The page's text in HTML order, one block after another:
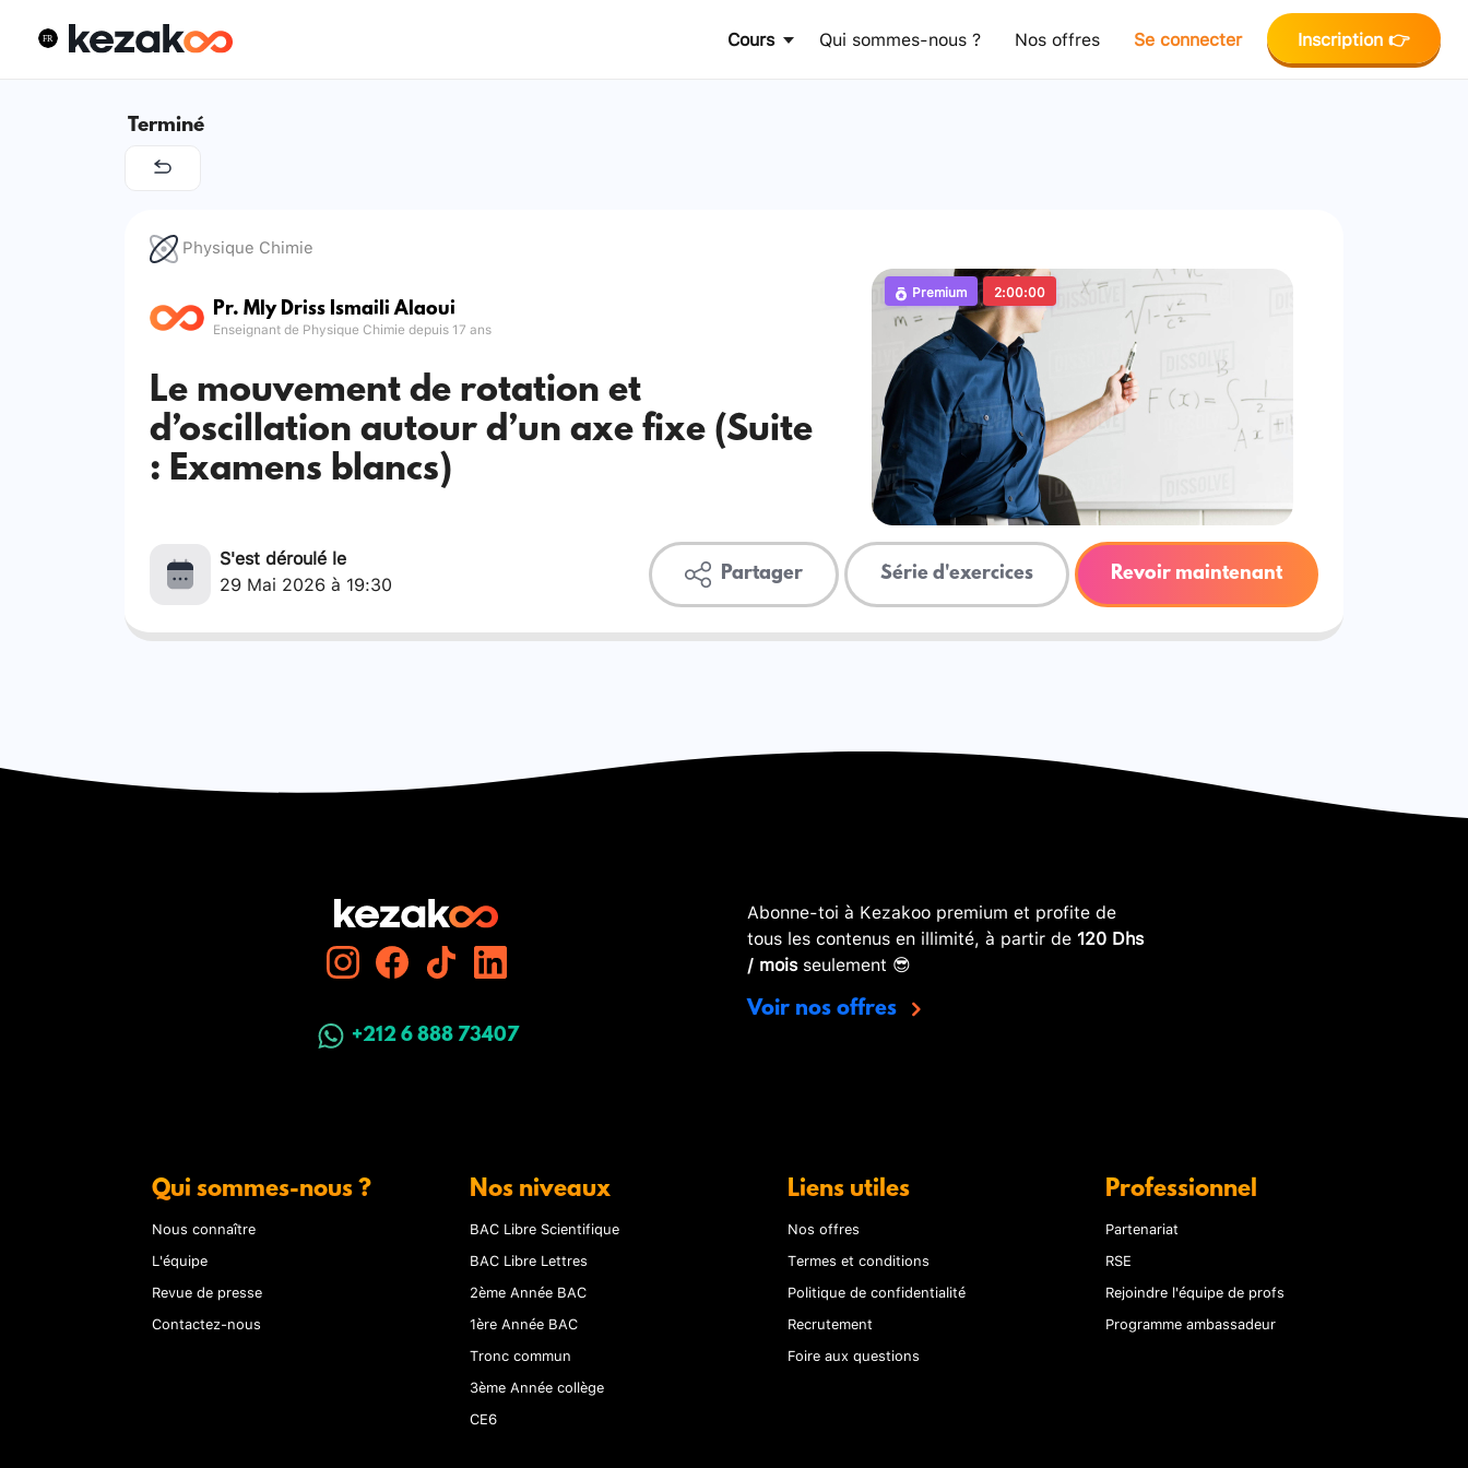
Cours Qui sommes-nous ? Nos offres Se connecter Inscription 👉
Terminé
Physique Chimie
Pr. Mly Driss Ismaili Alaoui
Enseignant de Physique Chimie depuis 17 ans
Le mouvement de rotation et
d’oscillation autour d’un axe fixe (Suite
: Examens blancs)
Premium 2:00:00
S'est déroulé le
29 Mai 2026 à 19:30
Partager Série d'exercices Revoir maintenant
+212 6 888 73407
Abonne-toi à Kezakoo premium et profite de
tous les contenus en illimité, à partir de 120 Dhs
/ moisseulement 😎
Voir nos offres
Qui sommes-nous ?
Nous connaître
L'équipe
Revue de presse
Contactez-nous
Nos niveaux
BAC Libre Scientifique
BAC Libre Lettres
2ème Année BAC
1ère Année BAC
Tronc commun
3ème Année collège
CE6
Liens utiles
Nos offres
Termes et conditions
Politique de confidentialité
Recrutement
Foire aux questions
Professionnel
Partenariat
RSE
Rejoindre l'équipe de profs
Programme ambassadeur